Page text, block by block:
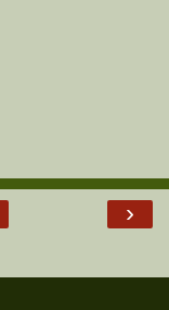
›